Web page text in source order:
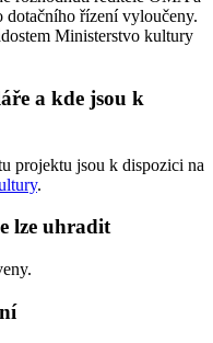
dotačního řízení vyloučeny.
Ministerstvo kultury
a kde jsou k
projektu jsou k dispozici na
.
lze uhradit